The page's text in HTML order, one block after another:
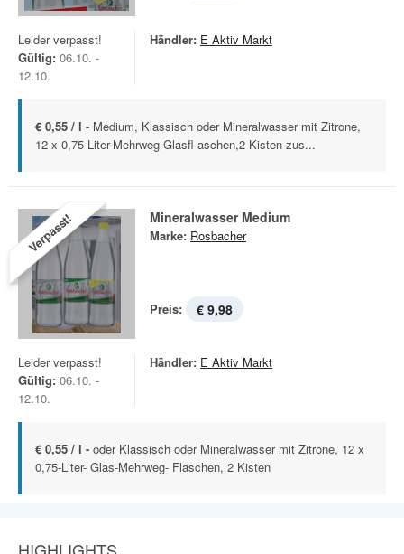
Leider verpasst!
Gültig: 06.10. -
12.10.
Händler: E Aktiv Markt
€ 0,55 / l - Medium, Klassisch oder Mineralwasser mit Zitrone,
12 x 0,75-Liter-Mehrweg-Glasfl aschen,2 Kisten zus...
Verpasst! Mineralwasser Medium
Marke: Rosbacher
Preis: € 9,98
Leider verpasst!
Gültig: 06.10. -
12.10.
Händler: E Aktiv Markt
€ 0,55 / l - oder Klassisch oder Mineralwasser mit Zitrone, 12 x
0,75-Liter- Glas-Mehrweg- Flaschen, 2 Kisten